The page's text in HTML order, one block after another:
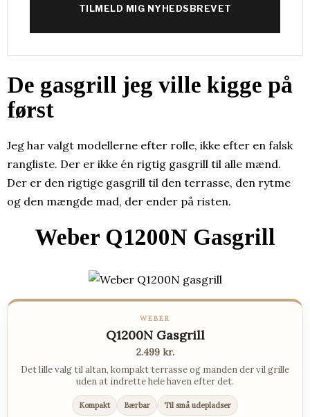
TILMELD MIG NYHEDSBREVET
De gasgrill jeg ville kigge på
først
Jeg har valgt modellerne efter rolle, ikke efter en falsk
rangliste. Der er ikke én rigtig gasgrill til alle mænd.
Der er den rigtige gasgrill til den terrasse, den rytme
og den mængde mad, der ender på risten.
Weber Q1200N Gasgrill
WEBER
Q1200N Gasgrill
2.499 kr.
Det lille valg til altan, kompakt terrasse og manden der vil grille
uden at indrette hele haven efter det.
Kompakt Bærbar Til små udepladser